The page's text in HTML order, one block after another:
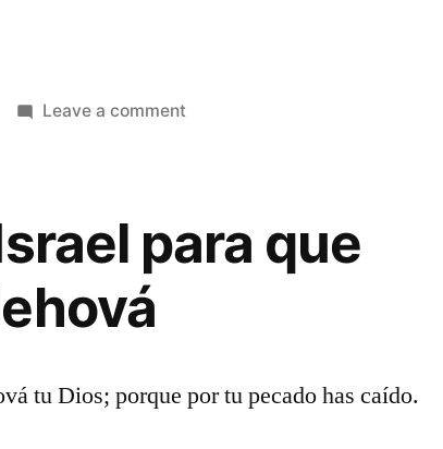
Leave a commenton
para que
tu Dios; porque por tu pecado has caído.